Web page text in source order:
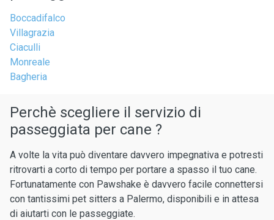
Boccadifalco
Villagrazia
Ciaculli
Monreale
Bagheria
Perchè scegliere il servizio di
passeggiata per cane ?
A volte la vita può diventare davvero impegnativa e potresti
ritrovarti a corto di tempo per portare a spasso il tuo cane.
Fortunatamente con Pawshake è davvero facile connettersi
con tantissimi pet sitters a Palermo, disponibili e in attesa
di aiutarti con le passeggiate.